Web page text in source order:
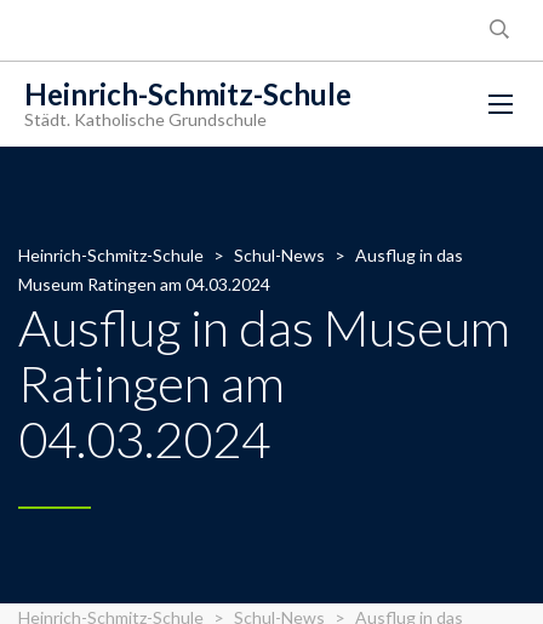
Heinrich-Schmitz-Schule
Städt. Katholische Grundschule
Heinrich-Schmitz-Schule > Schul-News > Ausflug in das
Museum Ratingen am 04.03.2024
Ausflug in das Museum
Ratingen am
04.03.2024
Heinrich-Schmitz-Schule > Schul-News > Ausflug in das